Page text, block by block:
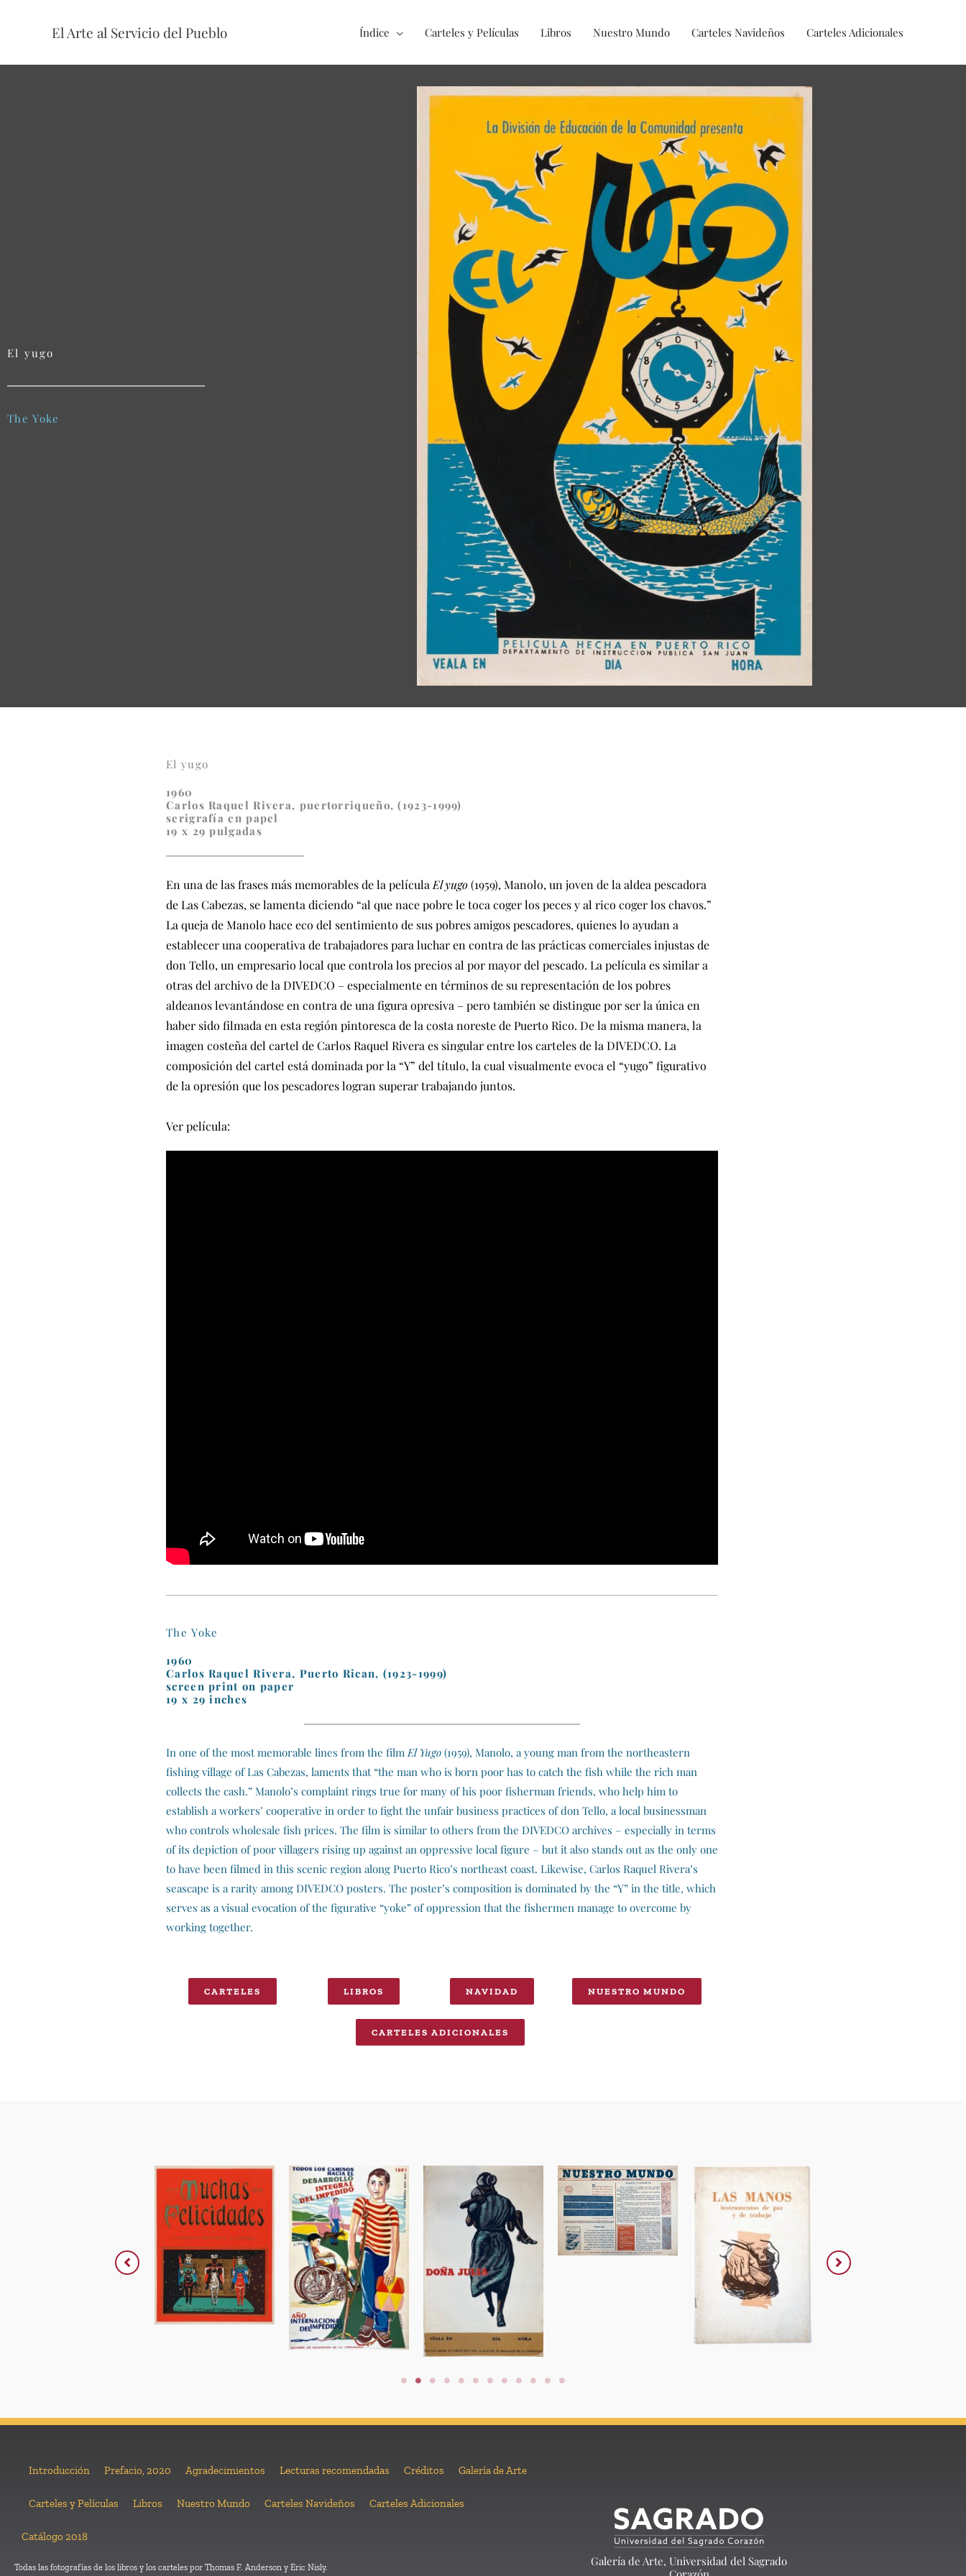
El Arte al Servicio del Pueblo Índice Carteles y Películas Libros Nuestro Mundo Carteles Navideños Carteles Adicionales
El yugo
The Yoke
El yugo
1960
Carlos Raquel Rivera, puertorriqueño, (1923-1999)
serigrafía en papel
19 x 29 pulgadas
En una de las frases más memorables de la películaEl yugo(1959), Manolo, un joven de la aldea pescadora
de Las Cabezas, se lamenta diciendo “al que nace pobre le toca coger los peces y al rico coger los chavos.”
La queja de Manolo hace eco del sentimiento de sus pobres amigos pescadores, quienes lo ayudan a
establecer una cooperativa de trabajadores para luchar en contra de las prácticas comerciales injustas de
don Tello, un empresario local que controla los precios al por mayor del pescado. La película es similar a
otras del archivo de la DIVEDCO – especialmente en términos de su representación de los pobres
aldeanos levantándose en contra de una figura opresiva – pero también se distingue por ser la única en
haber sido filmada en esta región pintoresca de la costa noreste de Puerto Rico. De la misma manera, la
imagen costeña del cartel de Carlos Raquel Rivera es singular entre los carteles de la DIVEDCO. La
composición del cartel está dominada por la “Y” del título, la cual visualmente evoca el “yugo” figurativo
de la opresión que los pescadores logran superar trabajando juntos.
Ver película:
The Yoke
1960
Carlos Raquel Rivera, Puerto Rican, (1923-1999)
screen print on paper
19 x 29 inches
In one of the most memorable lines from the filmEl Yugo (1959), Manolo, a young man from the northeastern
fishing village of Las Cabezas, laments that “the man who is born poor has to catch the fish while the rich man
collects the cash.” Manolo’s complaint rings true for many of his poor fisherman friends, who help him to
establish a workers’ cooperative in order to fight the unfair business practices of don Tello, a local businessman
who controls wholesale fish prices. The film is similar to others from the DIVEDCO archives – especially in terms
of its depiction of poor villagers rising up against an oppressive local figure – but it also stands out as the only one
to have been filmed in this scenic region along Puerto Rico’s northeast coast. Likewise, Carlos Raquel Rivera’s
seascape is a rarity among DIVEDCO posters. The poster’s composition is dominated by the “Y” in the title, which
serves as a visual evocation of the figurative “yoke” of oppression that the fishermen manage to overcome by
working together.
CARTELES LIBROS NAVIDAD NUESTRO MUNDO
CARTELES ADICIONALES
Introducción Prefacio, 2020 Agradecimientos Lecturas recomendadas Créditos Galería de Arte
Carteles y Películas Libros Nuestro Mundo Carteles Navideños Carteles Adicionales
Catálogo 2018
Todas las fotografías de los libros y los carteles por Thomas F. Anderson y Eric Nisly.
Galería de Arte, Universidad del Sagrado